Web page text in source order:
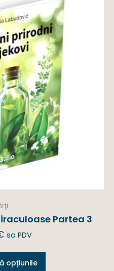
Partea 3
sa PDV
opțiunile